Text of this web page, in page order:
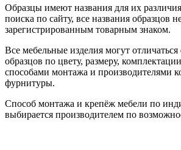
Образцы имеют названия для их
поиска по сайту, все названия образцов
зарегистрированным товарным знаком.
Все мебельные изделия могут
образцов по цвету, размеру,
способами монтажа и производителями
фурнитуры.
Способ монтажа и крепёж мебели по
выбирается производителем по